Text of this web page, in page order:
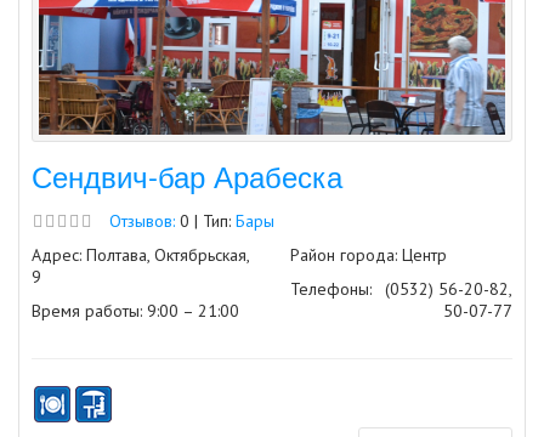
Сендвич-бар Арабеска
Отзывов: 0 | Тип: Бары
Адрес: Полтава, Октябрьская,
9
Время работы: 9:00 – 21:00
Район города: Центр
Телефоны:
(0532) 56-20-82,
50-07-77